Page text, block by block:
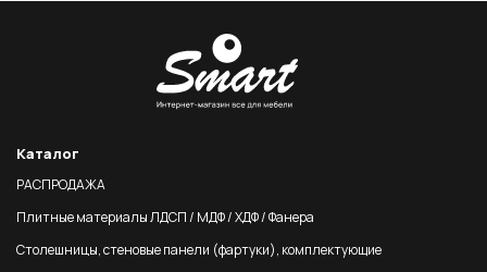
Каталог
РАСПРОДАЖА
Плитные материалы ЛДСП / МДФ / ХДФ / Фанера
Столешницы, стеновые панели (фартуки), комплектующие